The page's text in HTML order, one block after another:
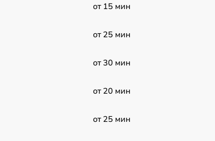
от 15 мин
от 25 мин
от 30 мин
от 20 мин
от 25 мин